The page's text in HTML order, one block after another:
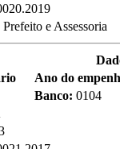
e Assessoria
Ano do
Banco: 0104